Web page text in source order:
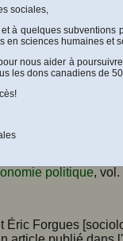
en
2005]
L. Bourque et
Un article publié
de France.
27 juillet 2006.]
politique, vol.
Éric Forgues
sociales,
à quelques
sciences humaines et
nous aider à
les dons canadiens de 50